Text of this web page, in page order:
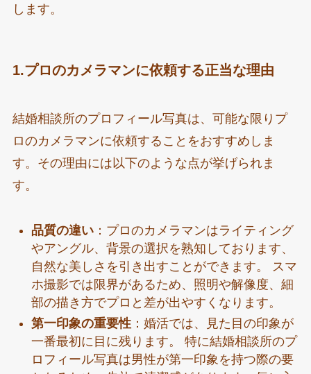
します。
1.プロのカメラマンに依頼する正当な理由
結婚相談所のプロフィール写真は、可能な限りプ
ロのカメラマンに依頼することをおすすめしま
す。その理由には以下のような点が挙げられま
す。
品質の違い：プロのカメラマンはライティング
やアングル、背景の選択を熟知しております、
自然な美しさを引き出すことができます。 スマ
ホ撮影では限界があるため、照明や解像度、細
部の描き方でプロと差が出やすくなります。
第一印象の重要性：婚活では、見た目の印象が
一番最初に目に残ります。 特に結婚相談所のプ
ロフィール写真は男性が第一印象を持つ際の要